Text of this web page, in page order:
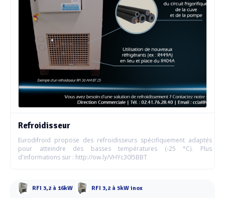
Refroidisseur
Eurodifroid propose des refroidisseurs spécifiquement adaptés
pour atteindre des basses températures (-25 °C). Plus
d'informations sur : http://ow.ly/VHYc30l5BBT
RFI 3,2 à 16kW RFI 3,2 à 5kW inox